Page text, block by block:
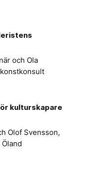
och Ola
kulturskapare
Olof Svensson,